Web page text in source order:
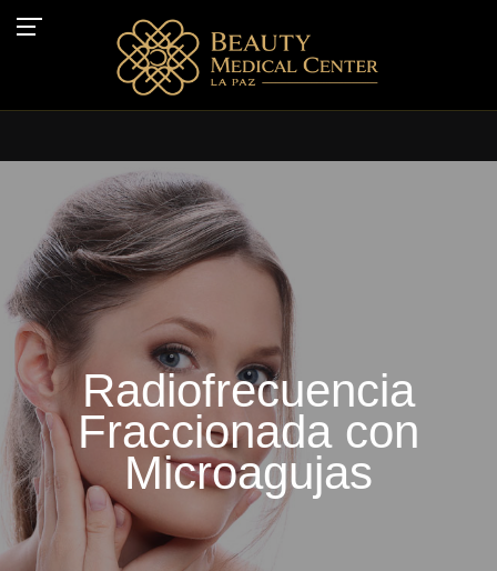
Radiofrecuencia
Fraccionada con
Microagujas